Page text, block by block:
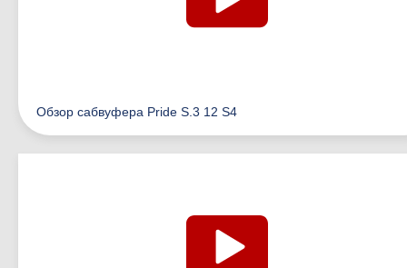
Обзор сабвуфера Pride S.3 12 S4